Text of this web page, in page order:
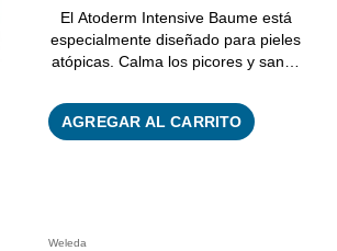
El Atoderm Intensive Baume está
especialmente diseñado para pieles
atópicas. Calma los picores y san…
AGREGAR AL CARRITO
Weleda